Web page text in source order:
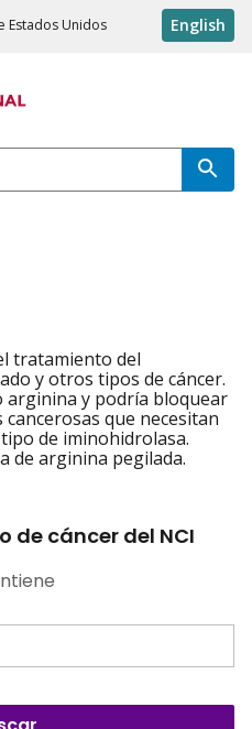
Estados Unidos English
tratamiento del
y otros tipos de cáncer.
arginina y podría bloquear
que necesitan
de iminohidrolasa.
de arginina pegilada.
de cáncer del NCI